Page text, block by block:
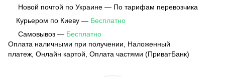
Новой почтой по Украине — По тарифам перевозчика
Курьером по Киеву — Бесплатно
Самовывоз — Бесплатно
Оплата наличными при получении, Наложенный
платеж, Онлайн картой, Оплата частями (ПриватБанк)